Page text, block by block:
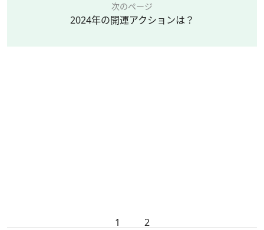
次のページ
2024年の開運アクションは？
1 2